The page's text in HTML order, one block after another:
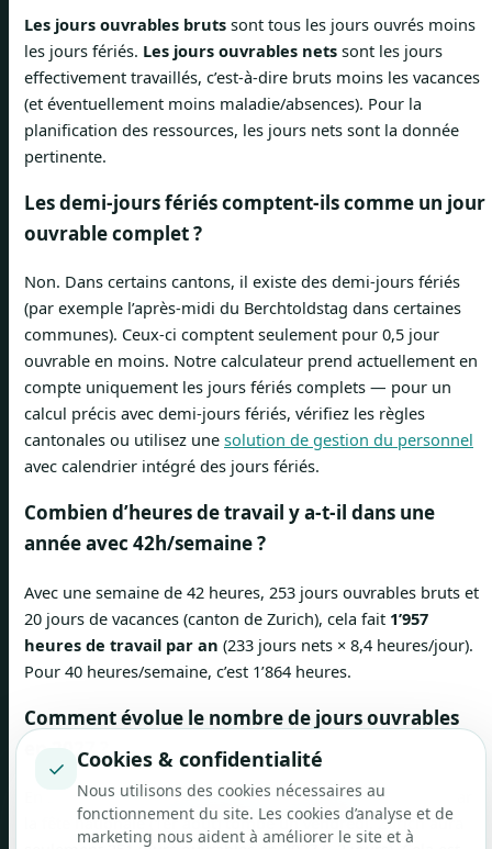
Les jours ouvrables bruts sont tous les jours ouvrés moins
les jours fériés. Les jours ouvrables nets sont les jours
effectivement travaillés, c’est-à-dire bruts moins les vacances
(et éventuellement moins maladie/absences). Pour la
planification des ressources, les jours nets sont la donnée
pertinente.
Les demi-jours fériés comptent-ils comme un jour
ouvrable complet ?
Non. Dans certains cantons, il existe des demi-jours fériés
(par exemple l’après-midi du Berchtoldstag dans certaines
communes). Ceux-ci comptent seulement pour 0,5 jour
ouvrable en moins. Notre calculateur prend actuellement en
compte uniquement les jours fériés complets — pour un
calcul précis avec demi-jours fériés, vérifiez les règles
cantonales ou utilisez une solution de gestion du personnel
avec calendrier intégré des jours fériés.
Combien d’heures de travail y a-t-il dans une
année avec 42h/semaine ?
Avec une semaine de 42 heures, 253 jours ouvrables bruts et
20 jours de vacances (canton de Zurich), cela fait 1’957
heures de travail par an (233 jours nets × 8,4 heures/jour).
Pour 40 heures/semaine, c’est 1’864 heures.
Comment évolue le nombre de jours ouvrables
en 2027 ?
En 2027, il y auramoins de jours ouvrablesqu’en 2026, car
la fête nationale (1er août) tombe un vendredi. Zurich aura
✓ Cookies & confidentialité
Nous utilisons des cookies nécessaires au
fonctionnement du site. Les cookies d’analyse et de
marketing nous aident à améliorer le site et à